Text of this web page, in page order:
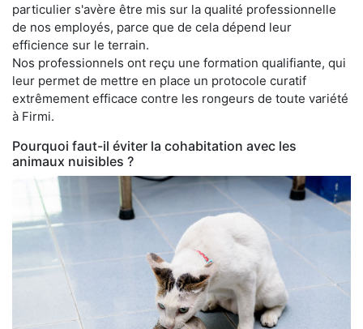
particulier s'avère être mis sur la qualité professionnelle
de nos employés, parce que de cela dépend leur
efficience sur le terrain.
Nos professionnels ont reçu une formation qualifiante, qui
leur permet de mettre en place un protocole curatif
extrêmement efficace contre les rongeurs de toute variété
à Firmi.
Pourquoi faut-il éviter la cohabitation avec les
animaux nuisibles ?